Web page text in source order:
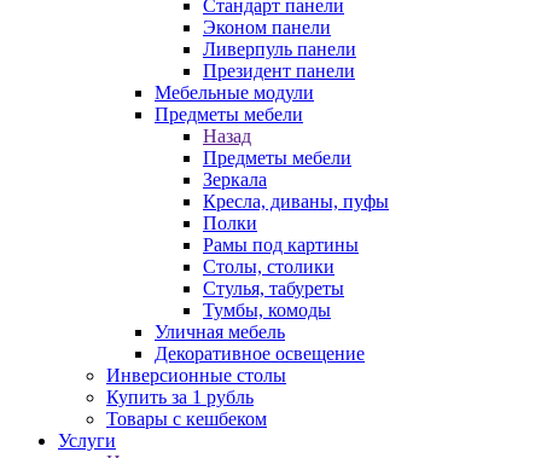
Стандарт панели
Эконом панели
Ливерпуль панели
Президент панели
Мебельные модули
Предметы мебели
Назад
Предметы мебели
Зеркала
Кресла, диваны, пуфы
Полки
Рамы под картины
Столы, столики
Стулья, табуреты
Тумбы, комоды
Уличная мебель
Декоративное освещение
Инверсионные столы
Купить за 1 рубль
Товары с кешбеком
Услуги